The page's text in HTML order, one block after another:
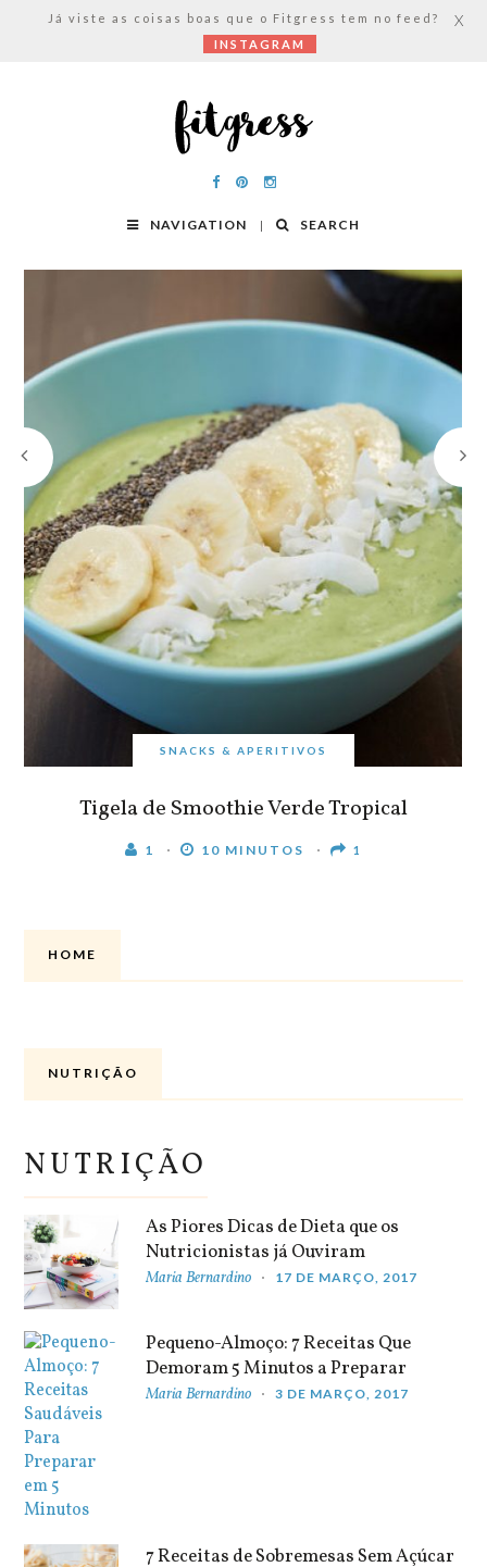
NAVIGATION SEARCH
SNACKS & APERITIVOS
Tigela de Smoothie Verde Tropical
1 10 MINUTOS 1
HOME
NUTRIÇÃO
NUTRIÇÃO
As Piores Dicas de Dieta que os
Nutricionistas já Ouviram
Maria Bernardino 17 DE MARÇO, 2017
Pequeno-Almoço: 7 Receitas Que
Demoram 5 Minutos a Preparar
Maria Bernardino 3 DE MARÇO, 2017
7 Receitas de Sobremesas Sem Açúcar
Já viste as coisas boas que o Fitgress tem no feed?
INSTAGRAM
X